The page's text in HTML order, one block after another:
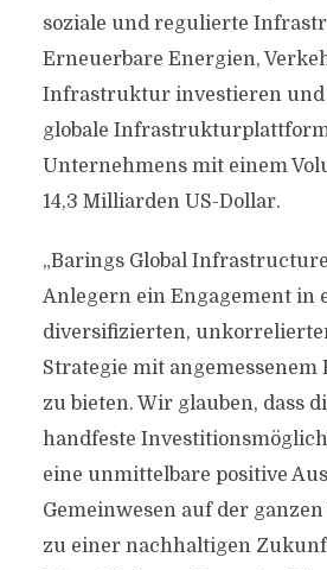
soziale und regulierte
Erneuerbare Energien,
Infrastruktur investieren und
globale
Unternehmens mit einem
14,3 Milliarden US-Dollar.
„Barings Global
Anlegern ein Engagement in
diversifizierten,
Strategie mit angemessenem
zu bieten. Wir glauben, dass
handfeste
eine unmittelbare positive
Gemeinwesen auf der
zu einer nachhaltigen